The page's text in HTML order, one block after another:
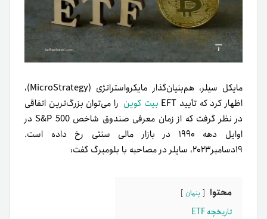
مایکل سیلر، هم‌‌بنیان‌گذار مایکرواستراتژی (MicroStrategy)،
اظهار کرد که تأیید EFT
بیت کوین را می‌توان بزرگ‌ترین اتفاقی
در نظر گرفت که از زمان معرفی صندوق شاخص S&P 500 در
اوایل دهه ۱۹۹۰ در بازار مالی سنتی رخ‌ داده است.
۱۹دسامبر۲۰۲۳، سایلر در مصاحبه با بلومبرگ گفت:
محتوا پنهان
تاریخچه ETF